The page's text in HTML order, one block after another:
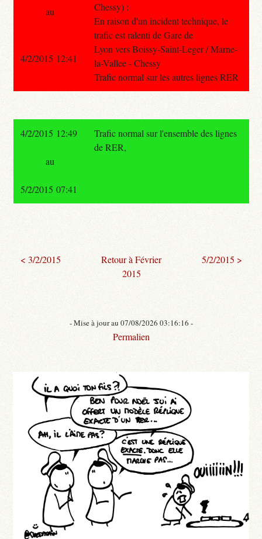
Chessy) :
En raison d'un incident technique, le
trafic est ralenti de Gare de
Lyon vers Boissy-Saint-Leger / Marne-
la-Vallee - Chessy
Trafic normal sur les autres lignes RER
au
4/2/2015 12:41
4/2/2015 12:49
Trafic normal sur l'ensemble des lignes
de RER,
au
5/2/2015 07:41
< 3/2/2015
Retour à Février
2015
5/2/2015 >
- Mise à jour au 07/08/2026 03:16:16 -
Permalien